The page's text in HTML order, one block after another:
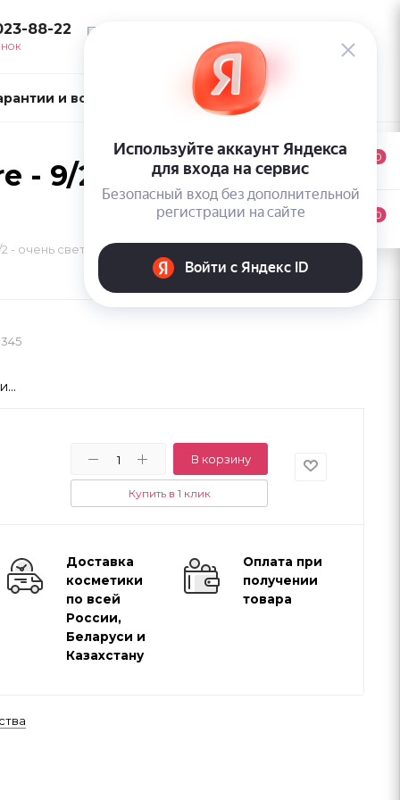
88-22
и возврат Контакты
- 9/2 - очень
- очень светлый перламутровый блондин
В корзину
Купить в 1 клик
Доставка
косметики
по всей
России,
Беларуси и
Казахстану
Оплата при
получении
товара
0
0